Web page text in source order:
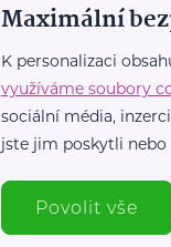
Maximální
K personalizaci
využíváme soubory
sociální média,
jste jim poskytli nebo
Povolit vše